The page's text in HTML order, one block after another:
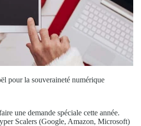
pour la souveraineté numérique
une demande spéciale cette année.
Scalers (Google, Amazon, Microsoft)